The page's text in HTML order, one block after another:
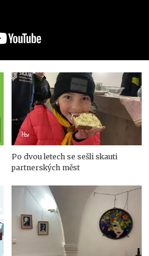
Po dvou letech se sešli skauti
partnerských měst